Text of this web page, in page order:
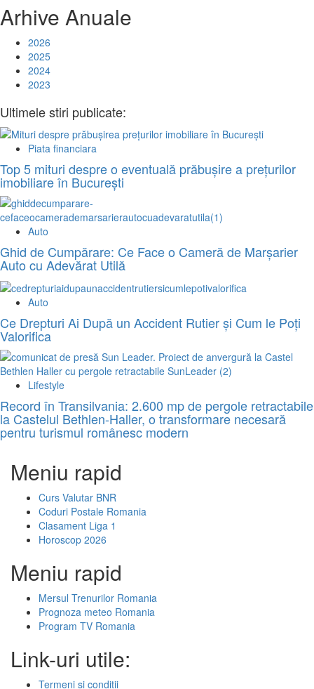
Arhive Anuale
2026
2025
2024
2023
Ultimele stiri publicate:
Piata financiara
Top 5 mituri despre o eventuală prăbușire a prețurilor
imobiliare în București
Auto
Ghid de Cumpărare: Ce Face o Cameră de Marșarier
Auto cu Adevărat Utilă
Auto
Ce Drepturi Ai După un Accident Rutier și Cum le Poți
Valorifica
Lifestyle
Record în Transilvania: 2.600 mp de pergole retractabile
la Castelul Bethlen-Haller, o transformare necesară
pentru turismul românesc modern
Meniu rapid
Curs Valutar BNR
Coduri Postale Romania
Clasament Liga 1
Horoscop 2026
Meniu rapid
Mersul Trenurilor Romania
Prognoza meteo Romania
Program TV Romania
Link-uri utile:
Termeni si conditii